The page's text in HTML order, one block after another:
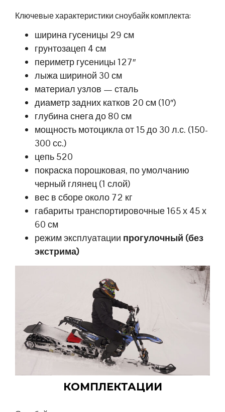
Ключевые характеристики сноубайк комплекта:
ширина гусеницы 29 см
грунтозацеп 4 см
периметр гусеницы 127″
лыжа шириной 30 см
материал узлов — сталь
диаметр задних катков 20 см (10″)
глубина снега до 80 см
мощность мотоцикла от 15 до 30 л.с. (150-
300 сс.)
цепь 520
покраска порошковая, по умолчанию
черный глянец (1 слой)
вес в сборе около 72 кг
габариты транспортировочные 165 х 45 х
60 см
режим эксплуатации прогулочный (без
экстрима)
КОМПЛЕКТАЦИИ